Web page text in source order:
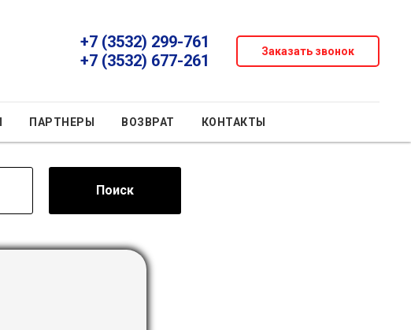
+7 (3532) 299-761
+7 (3532) 677-261
Заказать звонок
ПАРТНЕРЫ ВОЗВРАТ КОНТАКТЫ
Поиск